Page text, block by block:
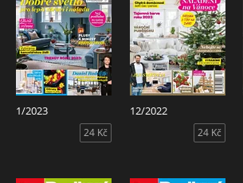
1/2023
24 Kč
12/2022
24 Kč